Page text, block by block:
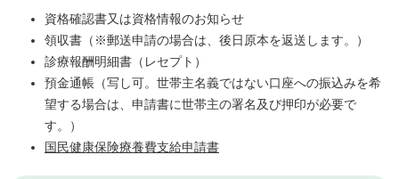
資格確認書又は資格情報のお知らせ
領収書（※郵送申請の場合は、後日原本を返送します。）
診療報酬明細書（レセプト）
預金通帳（写し可。世帯主名義ではない口座への振込みを希
望する場合は、申請書に世帯主の署名及び押印が必要で
す。）
国民健康保険療養費支給申請書